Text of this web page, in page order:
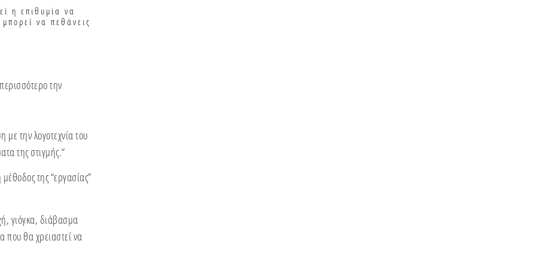
η επιθυμία να
να πεθάνεις
την
την λογοτεχνία του
της στιγμής.“
της “εργασίας”
γιόγκα, διάβασμα
που θα χρειαστεί να